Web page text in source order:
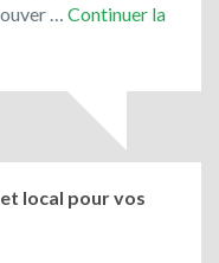
… Continuer la
local pour vos